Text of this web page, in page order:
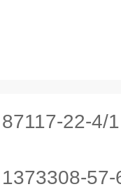
22-4/1,4-二(2-